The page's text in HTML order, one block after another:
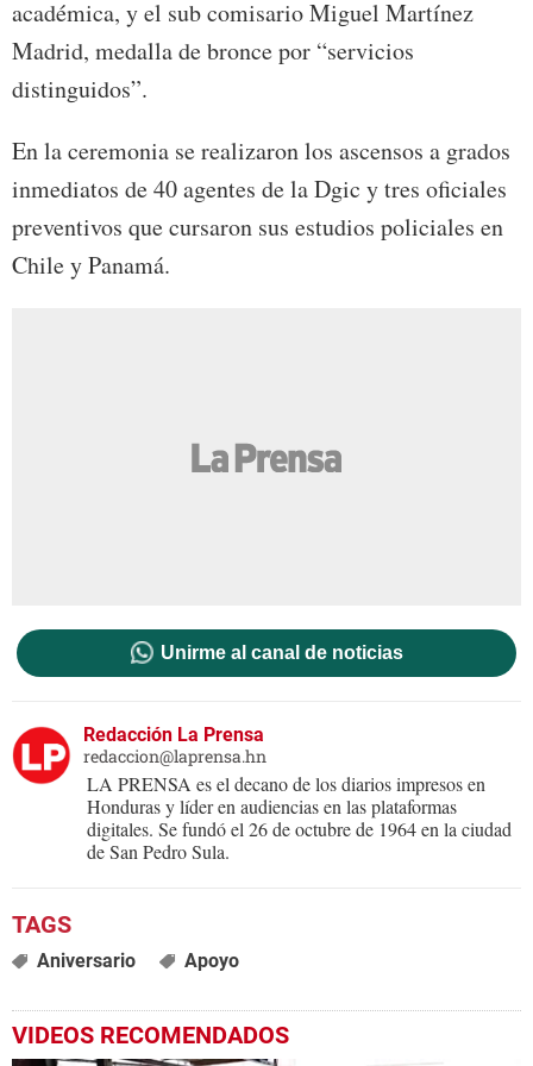
académica, y el sub comisario Miguel Martínez
Madrid, medalla de bronce por “servicios
distinguidos”.
En la ceremonia se realizaron los ascensos a grados
inmediatos de 40 agentes de la Dgic y tres oficiales
preventivos que cursaron sus estudios policiales en
Chile y Panamá.
Unirme al canal de noticias
Redacción La Prensa
redaccion@laprensa.hn
LA PRENSA es el decano de los diarios impresos en
Honduras y líder en audiencias en las plataformas
digitales. Se fundó el 26 de octubre de 1964 en la ciudad
de San Pedro Sula.
Aniversario Apoyo
VIDEOS RECOMENDADOS